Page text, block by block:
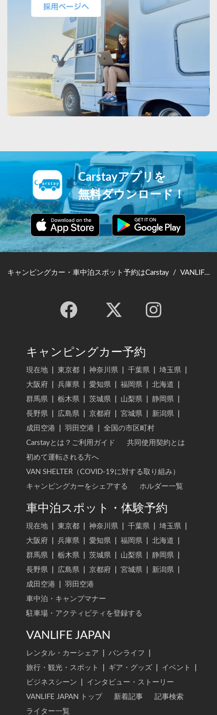
Carstayアプリを
無料ダウンロード！
キャンピングカー・車中泊スポット予約はCarstay / VANLIFE JAPAN TOP
キャンピングカー予約
現在地 東京都 神奈川県 千葉県 埼玉県
大阪府
兵庫県 愛知県 福岡県 北海道
群馬県
栃木県 茨城県 山梨県 静岡県
長野県
広島県 京都府 宮城県 新潟県
成田空港
羽田空港
全国の市区町村
Carstayとは？ご利用ガイド
共同使用契約とは
初めて運転される方へ
VAN SHELTER（COVID-19に対する取り組み）
キャンピングカーをシェアする
ホルダー一覧
車中泊スポット・体験予約
現在地 東京都 神奈川県 千葉県 埼玉県
大阪府
兵庫県 愛知県 福岡県 北海道
群馬県
栃木県 茨城県 山梨県 静岡県
長野県
広島県 京都府 宮城県 新潟県
成田空港
羽田空港
車中泊・キャンプマナー
駐車場・アクティビティを登録する
VANLIFE JAPAN
レンタル・カーシェア バンライフ
旅行・観光・スポット
ギア・グッズ イベント
ビジネスシーン
インタビュー・ストーリー
VANLIFE JAPAN トップ
新着記事
記事検索
ライター一覧